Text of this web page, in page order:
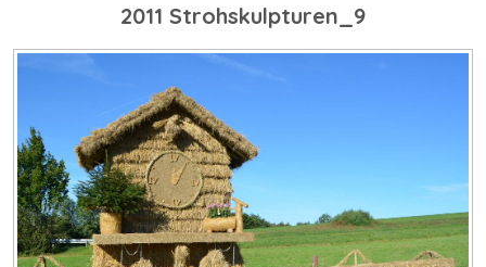
2011 Strohskulpturen_9